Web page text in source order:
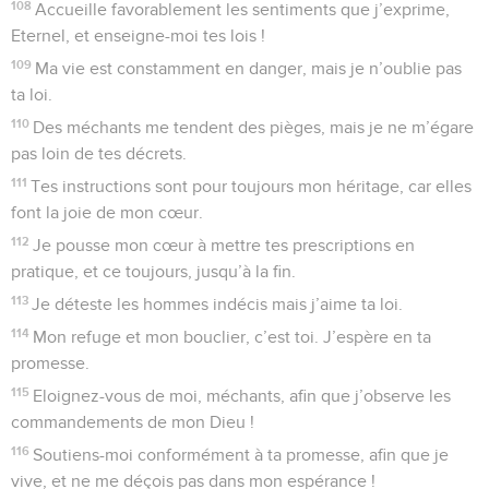
108 Accueille favorablement les sentiments que j’exprime,
Eternel, et enseigne-moi tes lois !
109 Ma vie est constamment en danger, mais je n’oublie pas
ta loi.
110 Des méchants me tendent des pièges, mais je ne m’égare
pas loin de tes décrets.
111 Tes instructions sont pour toujours mon héritage, car elles
font la joie de mon cœur.
112 Je pousse mon cœur à mettre tes prescriptions en
pratique, et ce toujours, jusqu’à la fin.
113 Je déteste les hommes indécis mais j’aime ta loi.
114 Mon refuge et mon bouclier, c’est toi. J’espère en ta
promesse.
115 Eloignez-vous de moi, méchants, afin que j’observe les
commandements de mon Dieu !
116 Soutiens-moi conformément à ta promesse, afin que je
vive, et ne me déçois pas dans mon espérance !